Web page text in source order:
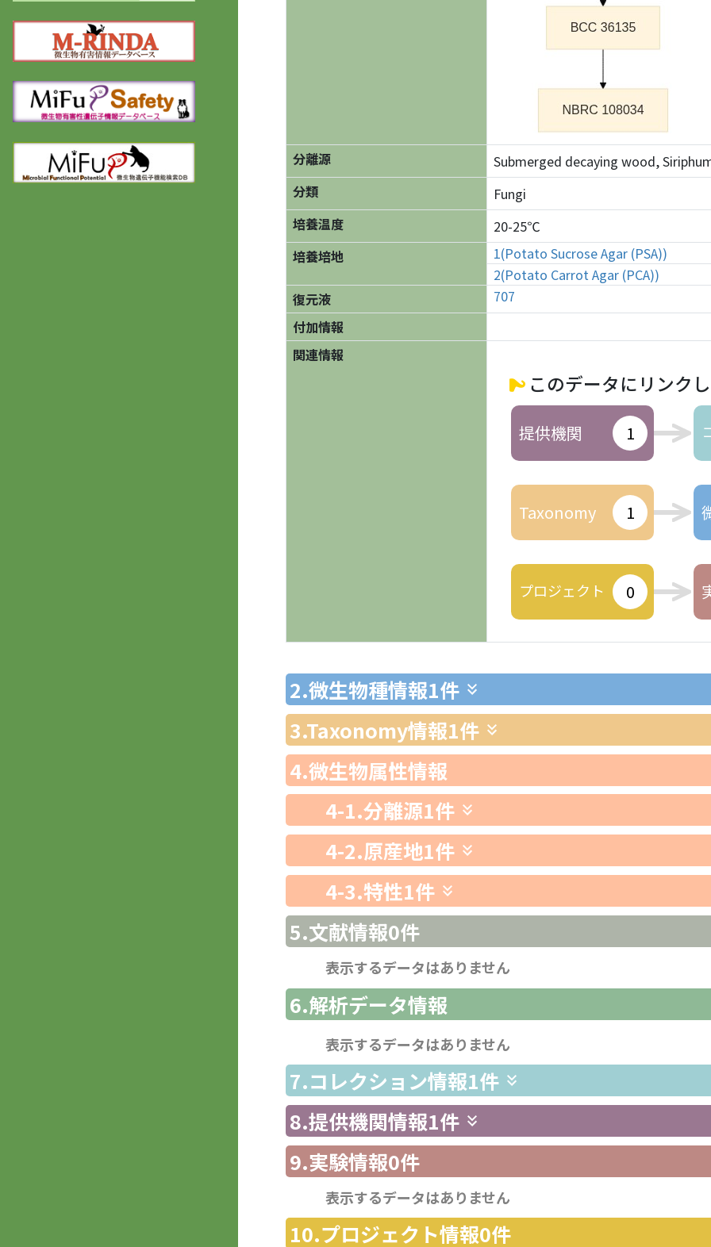
分離源
Submerged decaying wood,
分類
Fungi
培養温度
20-25℃
培養培地
1(Potato Sucrose Agar (PSA))
2(Potato Carrot Agar (PCA))
復元液
707
付加情報
関連情報
このデータにリンク
提供機関 1
Taxonomy 1
プロジェクト 0
2.微生物種情報1件
3.Taxonomy情報1件
4.微生物属性情報
4-1.分離源1件
4-2.原産地1件
4-3.特性1件
5.文献情報0件
表示するデータはありません
6.解析データ情報
表示するデータはありません
7.コレクション情報1件
8.提供機関情報1件
9.実験情報0件
表示するデータはありません
10.プロジェクト情報0件